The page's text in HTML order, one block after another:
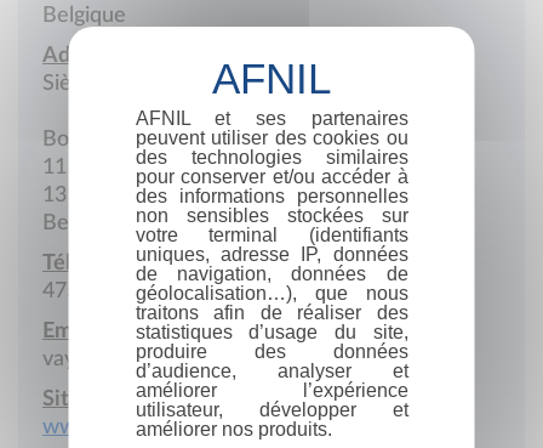
Belgique
Adresse :
Siège social
Boîte 4
111 de Bruxelles
1310 La Hulpe
Belgique
Téléphone portable :
475 977 233
Email :
vayou@lesrenesdelavie.com
Site Internet :
www.lesrenesdelavie.com
AFNIL et ses partenaires
peuvent utiliser des cookies ou
des technologies similaires
pour conserver et/ou accéder à
des informations personnelles
non sensibles stockées sur
votre terminal (identifiants
uniques, adresse IP, données
de navigation, données de
géolocalisation…), que nous
traitons afin de réaliser des
statistiques d’usage du site,
produire des données
d’audience, analyser et
améliorer l’expérience
utilisateur, développer et
améliorer nos produits.